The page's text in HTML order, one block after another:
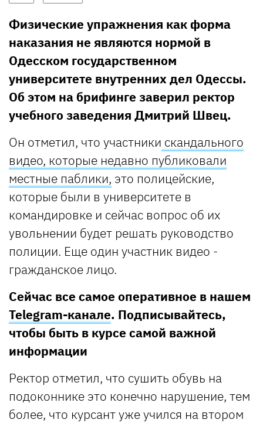
Физические упражнения как форма
наказания не являются нормой в
Одесском государственном
университете внутренних дел Одессы.
Об этом на брифинге заверил ректор
учебного заведения Дмитрий Швец.
Он отметил, что участники скандального
видео, которые недавно публиковали
местные паблики, это полицейские,
которые были в университете в
командировке и сейчас вопрос об их
увольнении будет решать руководство
полиции. Еще один участник видео -
гражданское лицо.
Сейчас все самое оперативное в нашем
Telegram-канале. Подписывайтесь,
чтобы быть в курсе самой важной
информации
Ректор отметил, что сушить обувь на
подоконнике это конечно нарушение, тем
более, что курсант уже учился на втором